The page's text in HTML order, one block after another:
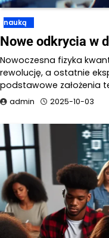
nauką
Nowe odkrycia w
Nowoczesna fizyka
rewolucję, a ostatnie
podstawowe założenia
admin 2025-10-03